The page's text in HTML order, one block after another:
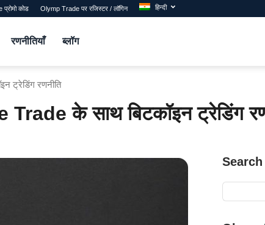
कोड Olymp Trade पर रजिस्टर / लॉगिन हिन्दी
रणनीतियाँ ब्लॉग
ट्रेडिंग रणनीति
के साथ बिटकॉइन ट्रेडिंग
Search